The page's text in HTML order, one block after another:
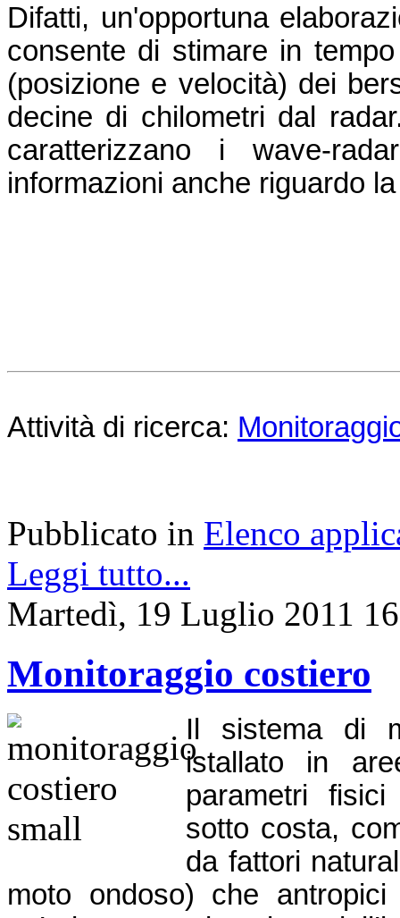
Difatti, un'opportuna
consente di stimare in
(posizione e velocità) dei
decine di chilometri dal
caratterizzano i wave-
informazioni anche riguardo
Attività di ricerca:
Pubblicato in Elenco
Leggi tutto...
Martedì, 19 Luglio 2011
Monitoraggio costiero
Il sistema di
istallato in
parametri
sotto costa,
da fattori
moto ondoso) che